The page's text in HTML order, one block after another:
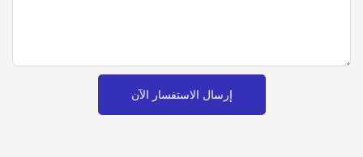
إرسال الاستفسار الآن